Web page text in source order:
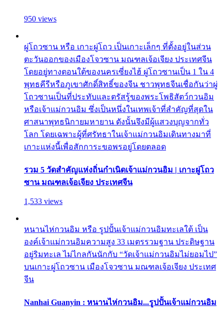
950 views
ผู่โถวซาน หรือ เกาะผู่โถว เป็นเกาะเล็กๆ ที่ตั้งอยู่ในส่วน
ตะวันออกของเมืองโจวซาน มณฑลเจ้อเจียง ประเทศจีน
โดยอยู่ทางตอนใต้ของนครเซี่ยงไฮ้ ผู่โถวซานเป็น 1 ใน 4
พุทธคีรีหรือภูเขาศักดิ์สิทธิ์ของจีน ชาวพุทธจีนเชื่อกันว่าผู่
โถวซานเป็นที่ประทับและตรัสรู้ของพระโพธิสัตว์กวนอิม
หรือเจ้าแม่กวนอิม ซึ่งเป็นหนึ่งในเทพเจ้าที่สำคัญที่สุดใน
ศาสนาพุทธนิกายมหายาน ดังนั้นจึงมีผู้แสวงบุญจากทั่ว
โลก โดยเฉพาะผู้ที่ศรัทธาในเจ้าแม่กวนอิมเดินทางมาที่
เกาะแห่งนี้เพื่อสักการะขอพรอยู่โดยตลอด
รวม 5 วัดสำคัญแห่งถิ่นกำเนิดเจ้าแม่กวนอิม | เกาะผู่โถว
ซาน มณฑลเจ้อเจียง ประเทศจีน
1,533 views
หนานไห่กวนอิม หรือ รูปปั้นเจ้าแม่กวนอิมทะเลใต้ เป็น
องค์เจ้าแม่กวนอิมความสูง 33 เมตรรวมฐาน ประดิษฐาน
อยู่ริมทะเล ไม่ไกลกันนักกับ “วัดเจ้าแม่กวนอิมไม่ยอมไป”
บนเกาะผู่โถวซาน เมืองโจวซาน มณฑลเจ้อเจียง ประเทศ
จีน
Nanhai Guanyin : หนานไห่กวนอิม...รูปปั้นเจ้าแม่กวนอิม